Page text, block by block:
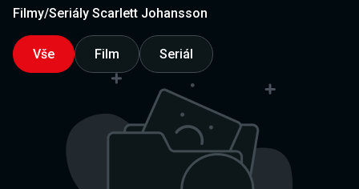
Filmy/Seriály Scarlett Johansson
Vše Film Seriál